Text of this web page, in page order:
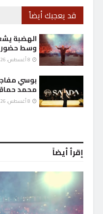
قد يعجبك أيضاً
وسط
بوسي
محمد
إقرأ أيضاً